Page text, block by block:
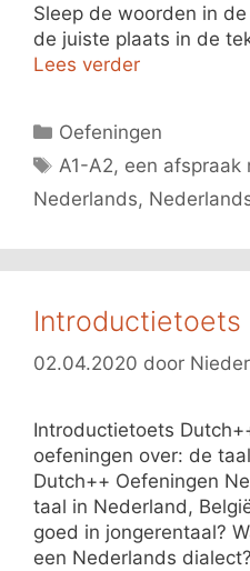
Sleep de woorden in
de juiste plaats in de
Lees verder
Categorieën
Oefeningen
Tags
A1-A2, een afspraak
Nederlands,
Introductietoets
02.04.2020 door
Introductietoets
oefeningen over: de
Dutch++ Oefeningen
taal in Nederland,
goed in jongerentaal?
een Nederlands